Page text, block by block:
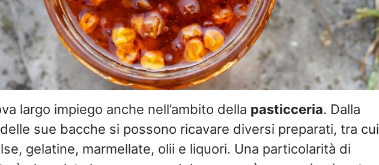
largo impiego anche nell’ambito della pasticceria. Dalla
sue bacche si possono ricavare diversi preparati, tra cui
gelatine, marmellate, olii e liquori. Una particolarità di